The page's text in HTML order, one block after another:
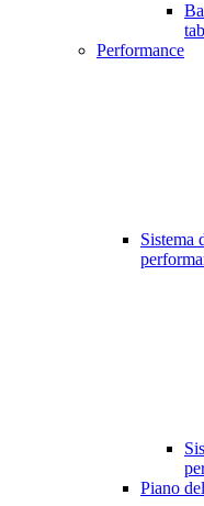
Performance
Sistema
Piano